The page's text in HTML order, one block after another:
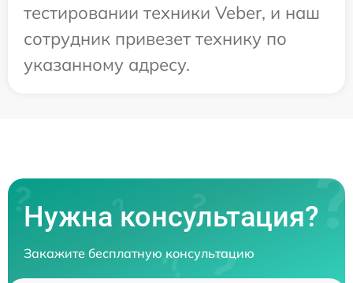
тестировании техники Veber, и наш
сотрудник привезет технику по
указанному адресу.
Нужна консультация?
Закажите бесплатную консультацию